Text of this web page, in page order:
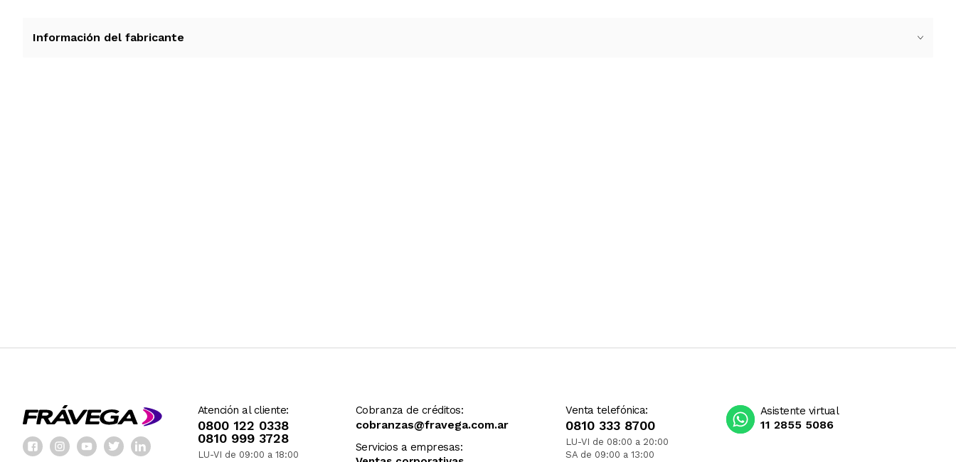
Información del fabricante
Atención al cliente:
0800 122 0338
0810 999 3728
LU-VI de 09:00 a 18:00
Cobranza de créditos:
cobranzas@fravega.com.ar
Servicios a empresas:
Venta telefónica:
0810 333 8700
LU-VI de 08:00 a 20:00
SA de 09:00 a 13:00
Asistente virtual
11 2855 5086